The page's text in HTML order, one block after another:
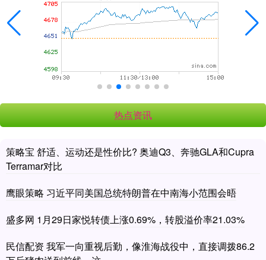
热点资讯
策略宝 舒适、运动还是性价比? 奥迪Q3、奔驰GLA和Cupra
Terramar对比
鹰眼策略 习近平同美国总统特朗普在中南海小范围会晤
盛多网 1月29日家悦转债上涨0.69%，转股溢价率21.03%
民信配资 我军一向重视后勤，像淮海战役中，直接调拨86.2